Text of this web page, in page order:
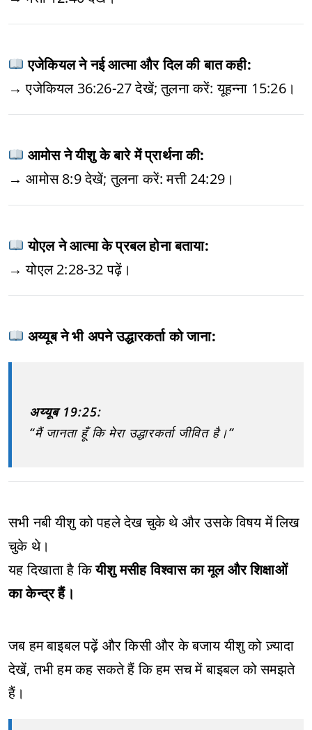
एजेकियल ने नई आत्मा और दिल की बात कही:
→ एजेकियल 36:26-27 देखें; तुलना करें: यूहन्ना 15:26।
आमोस ने यीशु के बारे में प्रार्थना की:
→ आमोस 8:9 देखें; तुलना करें: मत्ती 24:29।
योएल ने आत्मा के प्रबल होना बताया:
→ योएल 2:28-32 पढ़ें।
अय्यूब ने भी अपने उद्धारकर्ता को जाना:
अय्यूब 19:25:
“मैं जानता हूँ कि मेरा उद्धारकर्ता जीवित है।”
सभी नबी यीशु को पहले देख चुके थे और उसके विषय में लिख
चुके थे।
यह दिखाता है कियीशु मसीह विश्वास का मूल और शिक्षाओं
का केन्द्र हैं।
जब हम बाइबल पढ़ें और किसी और के बजाय यीशु को ज़्यादा
देखें, तभी हम कह सकते हैं कि हम सच में बाइबल को समझते
हैं।